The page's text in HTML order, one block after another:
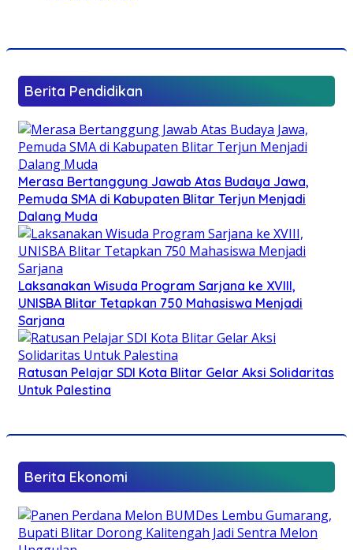
Berita Pendidikan
Merasa Bertanggung Jawab Atas Budaya Jawa,
Pemuda SMA di Kabupaten Blitar Terjun Menjadi
Dalang Muda
Laksanakan Wisuda Program Sarjana ke XVIII,
UNISBA Blitar Tetapkan 750 Mahasiswa Menjadi
Sarjana
Ratusan Pelajar SDI Kota Blitar Gelar Aksi Solidaritas
Untuk Palestina
Berita Ekonomi